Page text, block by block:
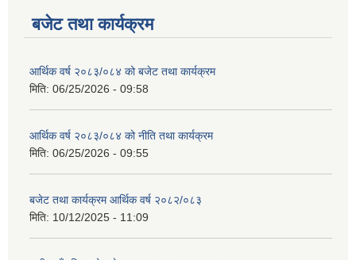
बजेट तथा कार्यक्रम
आर्थिक वर्ष २०८३/०८४ को बजेट तथा कार्यक्रम
मिति: 06/25/2026 - 09:58
आर्थिक वर्ष २०८३/०८४ को नीति तथा कार्यक्रम
मिति: 06/25/2026 - 09:55
बजेट तथा कार्यक्रम आर्थिक वर्ष २०८२/०८३
मिति: 10/12/2025 - 11:09